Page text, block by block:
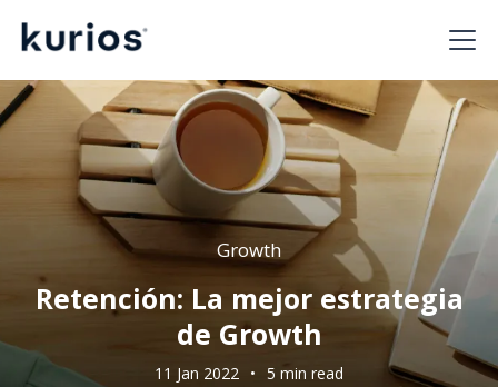
Growth
Retención: La mejor estrategia
de Growth
11 Jan 2022 • 5 min read